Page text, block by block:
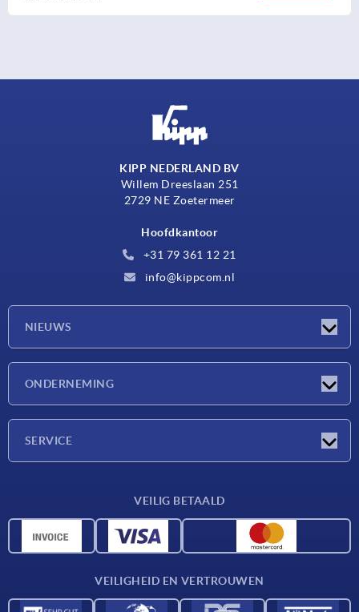
KIPP NEDERLAND BV
Willem Dreeslaan 251
2729 NE Zoetermeer
Hoofdkantoor
+31 79 361 12 21
info@kippcom.nl
NIEUWS
ONDERNEMING
SERVICE
CAD-gegevens
VEILIG BETAALD
VEILIGHEID EN VERTROUWEN